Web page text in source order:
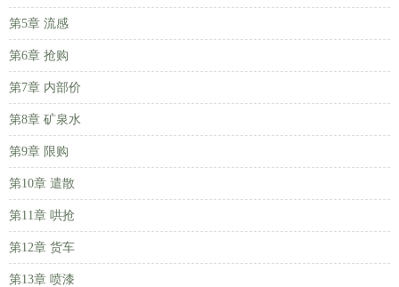
第5章 流感
第6章 抢购
第7章 内部价
第8章 矿泉水
第9章 限购
第10章 遣散
第11章 哄抢
第12章 货车
第13章 喷漆